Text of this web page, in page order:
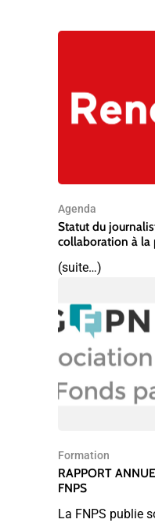
Agenda
Statut du
collaboration à la
(suite…)
Formation
RAPPORT
FNPS
La FNPS publie